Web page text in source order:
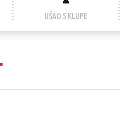
UŠAO S KLUPE